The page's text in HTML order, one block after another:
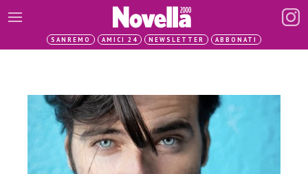
SANREMO AMICI 24 NEWSLETTER ABBONATI